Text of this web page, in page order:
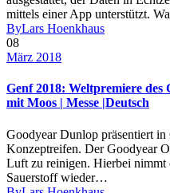
mittels einer App unterstützt.
ByLars Hoenkhaus
08
März 2018
Genf 2018: Weltpremiere des
mit Moos | Messe |Deutsch
Goodyear Dunlop präsentiert
Konzeptreifen. Der Goodyear
Luft zu reinigen. Hierbei nimmt
Sauerstoff wieder…